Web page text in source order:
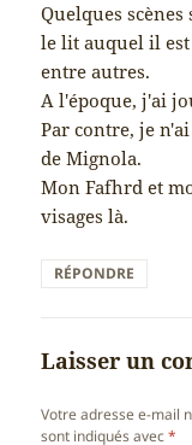
Quelques
le lit auquel il
entre autres.
A l'époque, j'ai
Par contre, je
de Mignola.
Mon Fafhrd et
visages là.
RÉPONDRE
Laisser un
Votre adresse e-mail
sont indiqués avec*